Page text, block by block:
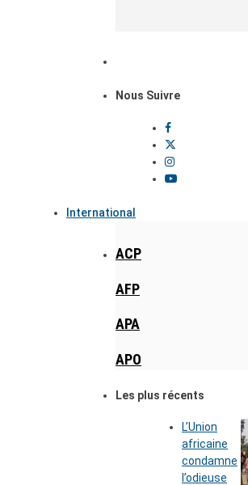
Nous Suivre
International
ACP
AFP
APA
APO
Les plus récents
L’Union
africaine
condamne
l’odieuse